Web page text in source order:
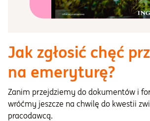
Jak zgłosić chęć
na emeryturę?
Zanim przejdziemy do dokumentów i
wróćmy jeszcze na chwilę do kwestii
pracodawcą.